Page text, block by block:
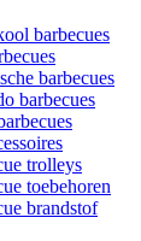
barbecues
barbecues
barbecues
trolleys
toebehoren
brandstof